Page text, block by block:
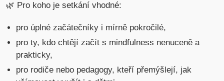
🌿 Pro koho je setkání vhodné:
pro úplné začátečníky i mírně pokročilé,
pro ty, kdo chtějí začít s mindfulness nenuceně a
prakticky,
pro rodiče nebo pedagogy, kteří přemýšlejí, jak